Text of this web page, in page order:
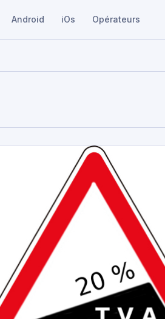
Android iOs Opérateurs